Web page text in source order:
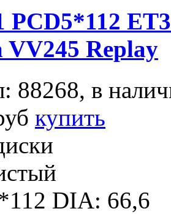
PCD5*112
VV245 Replay
88268, в
купить
DIA: 66,6